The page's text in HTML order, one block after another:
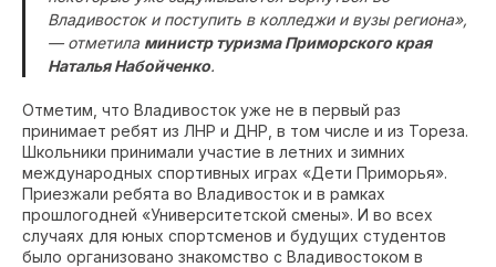
Владивосток и поступить в колледжи и вузы региона»,
— отметила министр туризма Приморского края
Наталья Набойченко.
Отметим, что Владивосток уже не в первый раз
принимает ребят из ЛНР и ДНР, в том числе и из Тореза.
Школьники принимали участие в летних и зимних
международных спортивных играх «Дети Приморья».
Приезжали ребята во Владивосток и в рамках
прошлогодней «Университетской смены». И во всех
случаях для юных спортсменов и будущих студентов
было организовано знакомство с Владивостоком в